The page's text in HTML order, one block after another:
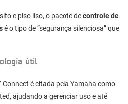
e piso liso, o pacote decontrole de
é o tipo de “segurança silenciosa” que
útil
Connect é citada pela Yamaha como
ajudando a gerenciar uso e até